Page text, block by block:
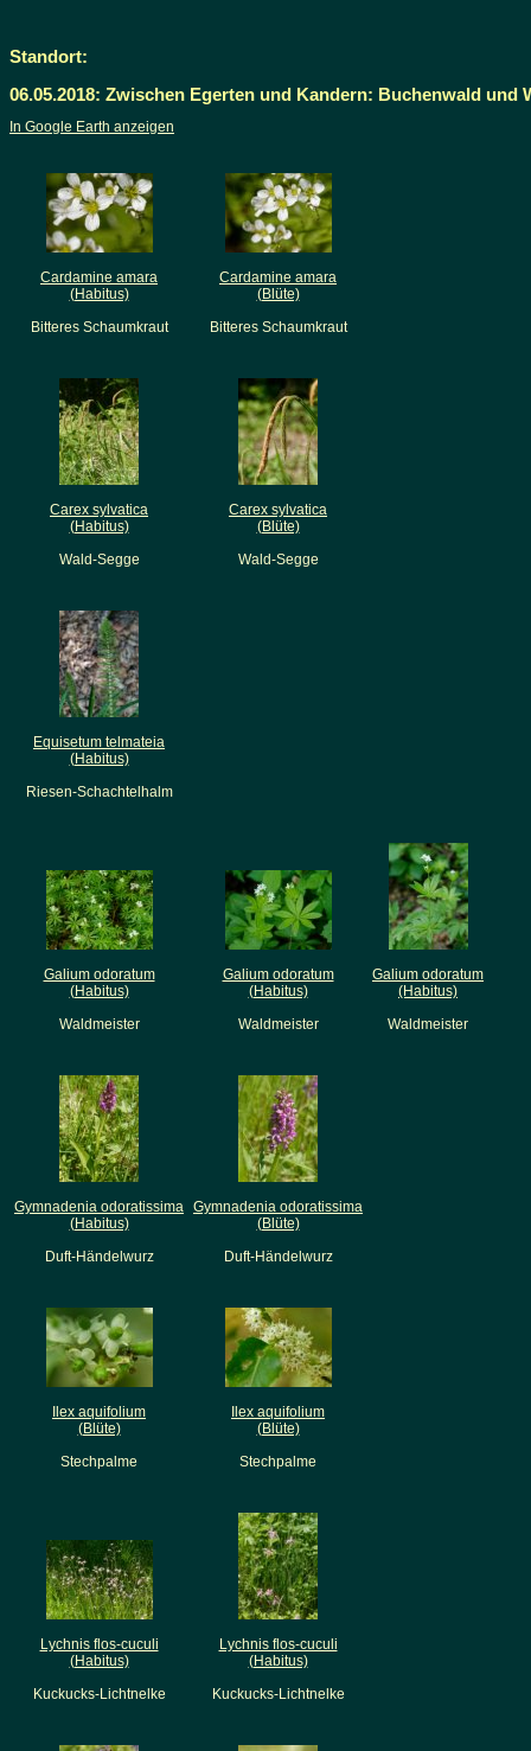
Standort:
06.05.2018: Zwischen Egerten und Kandern: Buchenwald und
In Google Earth anzeigen
Cardamine amara
(Habitus)
Bitteres Schaumkraut
Cardamine amara
(Blüte)
Bitteres Schaumkraut
Carex sylvatica
(Habitus)
Wald-Segge
Carex sylvatica
(Blüte)
Wald-Segge
Equisetum telmateia
(Habitus)
Riesen-Schachtelhalm
Galium odoratum
(Habitus)
Waldmeister
Galium odoratum
(Habitus)
Waldmeister
Galium odoratum
(Habitus)
Waldmeister
Gymnadenia odoratissima
(Habitus)
Duft-Händelwurz
Gymnadenia odoratissima
(Blüte)
Duft-Händelwurz
Ilex aquifolium
(Blüte)
Stechpalme
Ilex aquifolium
(Blüte)
Stechpalme
Lychnis flos-cuculi
(Habitus)
Kuckucks-Lichtnelke
Lychnis flos-cuculi
(Habitus)
Kuckucks-Lichtnelke